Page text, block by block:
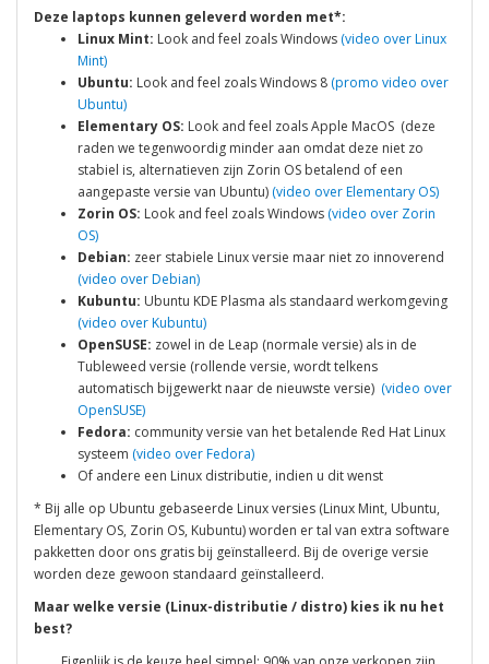
Deze laptops kunnen geleverd worden met*:
Linux Mint: Look and feel zoals Windows (video over Linux
Mint)
Ubuntu: Look and feel zoals Windows 8 (promo video over
Ubuntu)
Elementary OS: Look and feel zoals Apple MacOS (deze
raden we tegenwoordig minder aan omdat deze niet zo
stabiel is, alternatieven zijn Zorin OS betalend of een
aangepaste versie van Ubuntu) (video over Elementary OS)
Zorin OS: Look and feel zoals Windows (video over Zorin
OS)
Debian: zeer stabiele Linux versie maar niet zo innoverend
(video over Debian)
Kubuntu: Ubuntu KDE Plasma als standaard werkomgeving
(video over Kubuntu)
OpenSUSE: zowel in de Leap (normale versie) als in de
Tubleweed versie (rollende versie, wordt telkens
automatisch bijgewerkt naar de nieuwste versie) (video over
OpenSUSE)
Fedora: community versie van het betalende Red Hat Linux
systeem (video over Fedora)
Of andere een Linux distributie, indien u dit wenst
* Bij alle op Ubuntu gebaseerde Linux versies (Linux Mint, Ubuntu,
Elementary OS, Zorin OS, Kubuntu) worden er tal van extra software
pakketten door ons gratis bij geïnstalleerd. Bij de overige versie
worden deze gewoon standaard geïnstalleerd.
Maar welke versie (Linux-distributie / distro) kies ik nu het
best?